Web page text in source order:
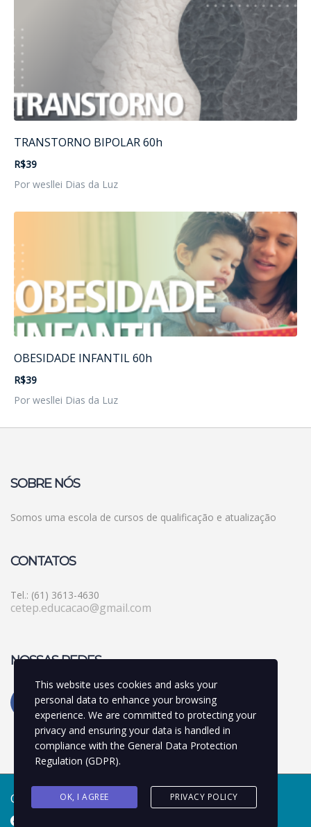
TRANSTORNO BIPOLAR 60h
R$39
Por wesllei Dias da Luz
OBESIDADE INFANTIL 60h
R$39
Por wesllei Dias da Luz
SOBRE NÓS
Somos uma escola de cursos de qualificação e atualização
CONTATOS
Tel.: (61) 3613-4630
cetep.educacao@gmail.com
NOSSAS REDES
Copyright © 2022 CETEP
This website uses cookies and asks your
personal data to enhance your browsing
experience. We are committed to protecting your
privacy and ensuring your data is handled in
compliance with the General Data Protection
Regulation (GDPR).
OK, I AGREE PRIVACY POLICY